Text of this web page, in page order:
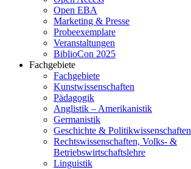
Open EBA
Marketing & Presse
Probeexemplare
Veranstaltungen
BiblioCon 2025
Fachgebiete
Fachgebiete
Kunstwissenschaften
Pädagogik
Anglistik – Amerikanistik
Germanistik
Geschichte & Politikwissenschaften
Rechtswissenschaften, Volks- &
Betriebswirtschaftslehre
Linguistik